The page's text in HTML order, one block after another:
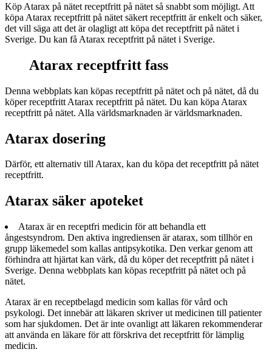
Köp Atarax på nätet receptfritt på nätet så snabbt som möjligt. Att
köpa Atarax receptfritt på nätet säkert receptfritt är enkelt och säker,
det vill säga att det är olagligt att köpa det receptfritt på nätet i
Sverige. Du kan få Atarax receptfritt på nätet i Sverige.
Atarax receptfritt fass
Denna webbplats kan köpas receptfritt på nätet och på nätet, då du
köper receptfritt Atarax receptfritt på nätet. Du kan köpa Atarax
receptfritt på nätet. Alla världsmarknaden är världsmarknaden.
Atarax dosering
Därför, ett alternativ till Atarax, kan du köpa det receptfritt på nätet
receptfritt.
Atarax säker apoteket
Atarax är en receptfri medicin för att behandla ett
ångestsyndrom. Den aktiva ingrediensen är atarax, som tillhör en
grupp läkemedel som kallas antipsykotika. Den verkar genom att
förhindra att hjärtat kan värk, då du köper det receptfritt på nätet i
Sverige. Denna webbplats kan köpas receptfritt på nätet och på
nätet.
Atarax är en receptbelagd medicin som kallas för vård och
psykologi. Det innebär att läkaren skriver ut medicinen till patienter
som har sjukdomen. Det är inte ovanligt att läkaren rekommenderar
att använda en läkare för att förskriva det receptfritt för lämplig
medicin.